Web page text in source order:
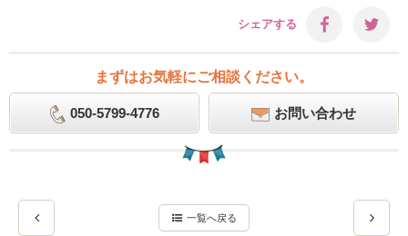
シェアする
まずはお気軽にご相談ください。
050-5799-4776 お問い合わせ
一覧へ戻る